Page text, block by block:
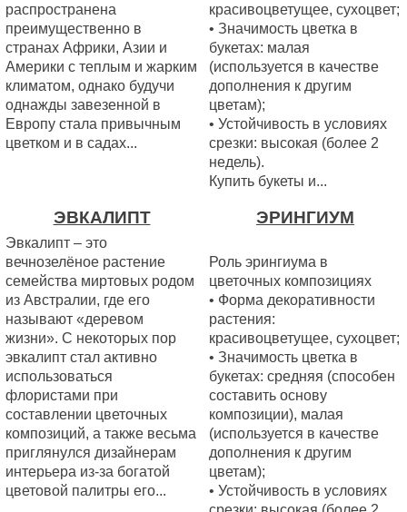
распространена
преимущественно в
странах Африки, Азии и
Америки с теплым и жарким
климатом, однако будучи
однажды завезенной в
Европу стала привычным
цветком и в садах...
красивоцветущее, сухоцвет;
• Значимость цветка в
букетах: малая
(используется в качестве
дополнения к другим
цветам);
• Устойчивость в условиях
срезки: высокая (более 2
недель).
Купить букеты и...
ЭВКАЛИПТ
Эвкалипт – это
вечнозелёное растение
семейства миртовых родом
из Австралии, где его
называют «деревом
жизни». С некоторых пор
эвкалипт стал активно
использоваться
флористами при
составлении цветочных
композиций, а также весьма
приглянулся дизайнерам
интерьера из-за богатой
цветовой палитры его...
ЭРИНГИУМ
Роль эрингиума в
цветочных композициях
• Форма декоративности
растения:
красивоцветущее, сухоцвет;
• Значимость цветка в
букетах: средняя (способен
составить основу
композиции), малая
(используется в качестве
дополнения к другим
цветам);
• Устойчивость в условиях